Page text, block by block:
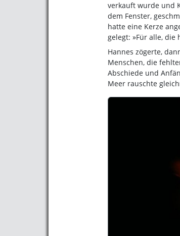
verkauft wurde und
dem Fenster,
hatte eine Kerze
gelegt: »Für alle,
Hannes zögerte,
Menschen, die
Abschiede und
Meer rauschte